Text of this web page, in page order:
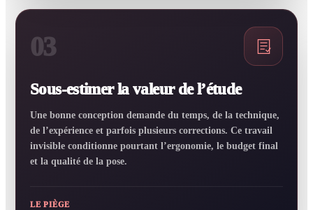
03
Sous-estimer la valeur de l’étude
Une bonne conception demande du temps, de la technique,
de l’expérience et parfois plusieurs corrections. Ce travail
invisible conditionne pourtant l’ergonomie, le budget final
et la qualité de la pose.
LE PIÈGE